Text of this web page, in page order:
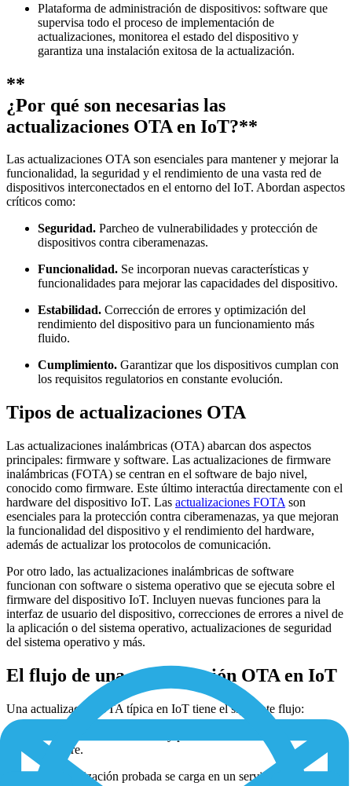
Plataforma de administración de dispositivos: software que
supervisa todo el proceso de implementación de
actualizaciones, monitorea el estado del dispositivo y
garantiza una instalación exitosa de la actualización.
**
¿Por qué son necesarias las
actualizaciones OTA en IoT?**
Las actualizaciones OTA son esenciales para mantener y mejorar la
funcionalidad, la seguridad y el rendimiento de una vasta red de
dispositivos interconectados en el entorno del IoT. Abordan aspectos
críticos como:
Seguridad. Parcheo de vulnerabilidades y protección de
dispositivos contra ciberamenazas.
Funcionalidad. Se incorporan nuevas características y
funcionalidades para mejorar las capacidades del dispositivo.
Estabilidad. Corrección de errores y optimización del
rendimiento del dispositivo para un funcionamiento más
fluido.
Cumplimiento. Garantizar que los dispositivos cumplan con
los requisitos regulatorios en constante evolución.
Tipos de actualizaciones OTA
Las actualizaciones inalámbricas (OTA) abarcan dos aspectos
principales: firmware y software. Las actualizaciones de firmware
inalámbricas (FOTA) se centran en el software de bajo nivel,
conocido como firmware. Este último interactúa directamente con el
hardware del dispositivo IoT. Las actualizaciones FOTA son
esenciales para la protección contra ciberamenazas, ya que mejoran
la funcionalidad del dispositivo y el rendimiento del hardware,
además de actualizar los protocolos de comunicación.
Por otro lado, las actualizaciones inalámbricas de software
funcionan con software o sistema operativo que se ejecuta sobre el
firmware del dispositivo IoT. Incluyen nuevas funciones para la
interfaz de usuario del dispositivo, correcciones de errores a nivel de
la aplicación o del sistema operativo, actualizaciones de seguridad
del sistema operativo y más.
El flujo de una actualización OTA en IoT
Una actualización OTA típica en IoT tiene el siguiente flujo:
software.
La actualización probada se carga en un servidor de